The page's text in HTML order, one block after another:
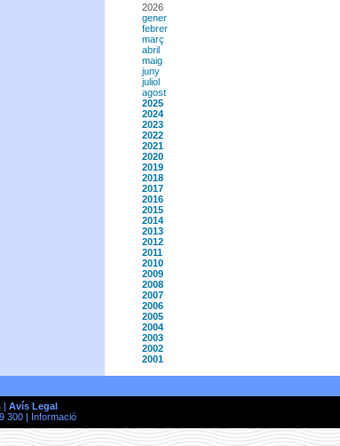
2026
gener
febrer
març
abril
maig
juny
juliol
agost
2025
2024
2023
2022
2021
2020
2019
2018
2017
2016
2015
2014
2013
2012
2011
2010
2009
2008
2007
2006
2005
2004
2003
2002
2001
| Avís Legal
300 |
Informació